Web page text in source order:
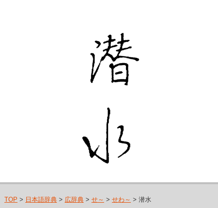
TOP > 日本語辞典> 広辞典> せ～ > せわ～ > 潜水